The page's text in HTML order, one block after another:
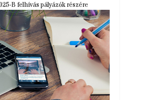
B felhívás pályázók részére